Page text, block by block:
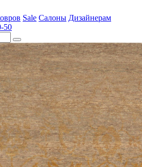
Sale Салоны Дизайнерам
50